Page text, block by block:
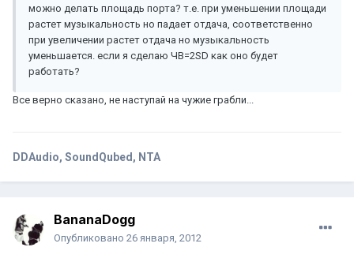
можно делать площадь порта? т.е. при уменьшении площади
растет музыкальность но падает отдача, соответственно
при увеличении растет отдача но музыкальность
уменьшается. если я сделаю ЧВ=2SD как оно будет
работать?
Все верно сказано, не наступай на чужие грабли...
DDAudio, SoundQubed, NTA
BananaDogg
Опубликовано 26 января, 2012